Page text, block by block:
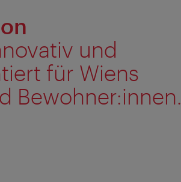
und
für Wiens
Bewohner:innen.